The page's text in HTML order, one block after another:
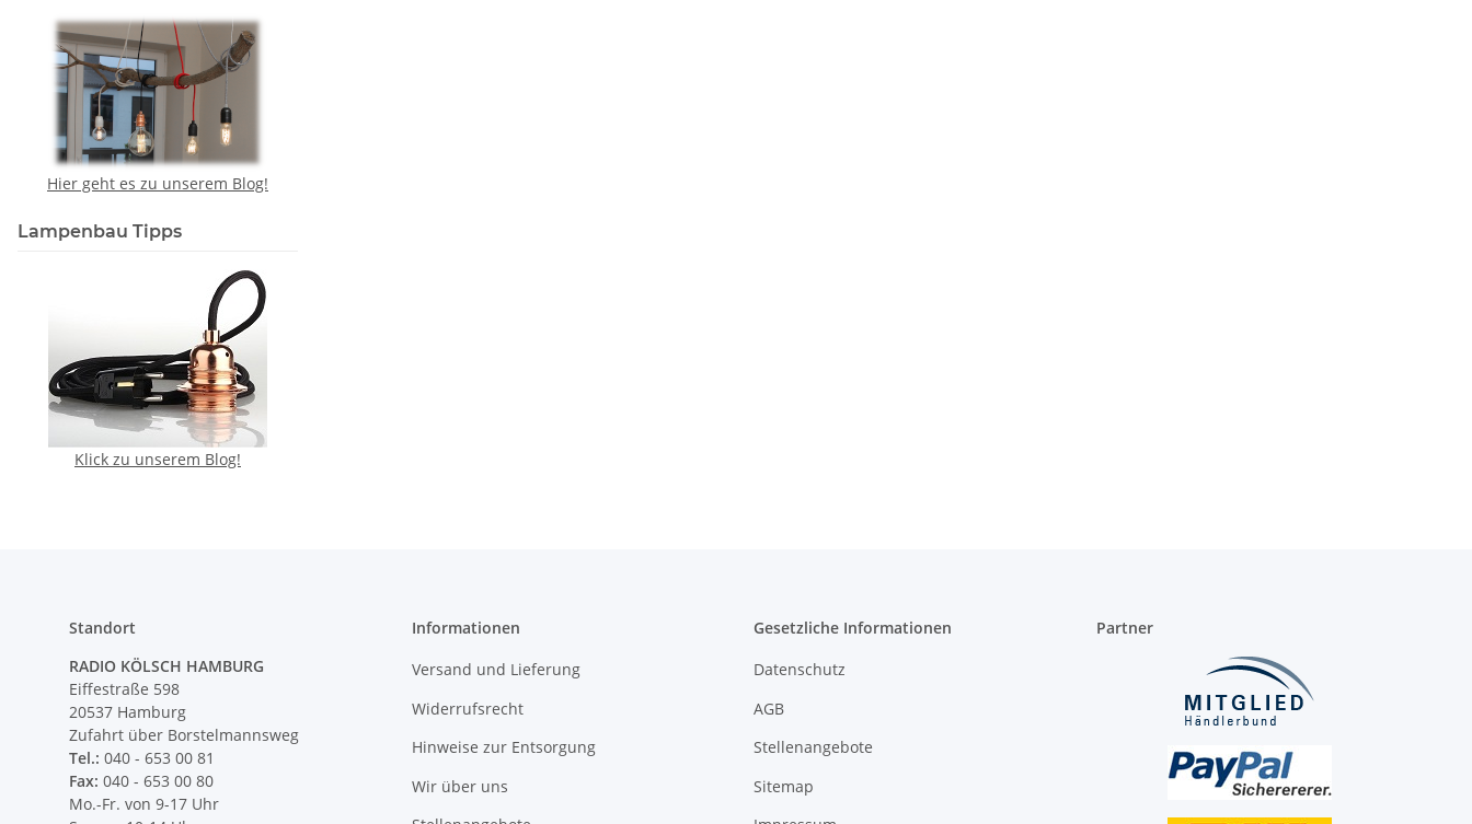
Hier geht es zu unserem Blog!
Lampenbau Tipps
Klick zu unserem Blog!
Standort
RADIO KÖLSCH HAMBURG
Eiffestraße 598
20537 Hamburg
Zufahrt über Borstelmannsweg
Tel.: 040 - 653 00 81
Fax: 040 - 653 00 80
Mo.-Fr. von 9-17 Uhr
Informationen
Versand und Lieferung
Widerrufsrecht
Hinweise zur Entsorgung
Wir über uns
Gesetzliche Informationen
Datenschutz
AGB
Stellenangebote
Sitemap
Partner